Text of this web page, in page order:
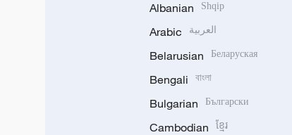
Albanian Shqip
Arabic العربية
Belarusian Беларуская
Bengali বাংলা
Bulgarian Български
Cambodian ខ្មែរ